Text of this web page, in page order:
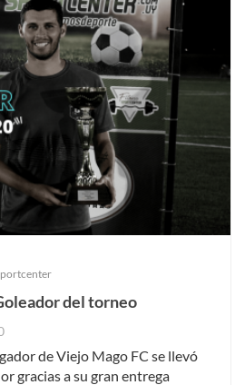
del torneo
de Viejo Mago FC se llevó
gracias a su gran entrega